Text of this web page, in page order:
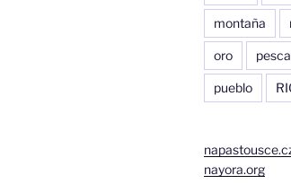
montaña
oro pesca
pueblo
nayora.org